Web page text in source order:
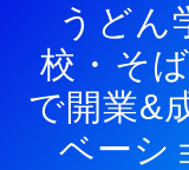
うどん
校・そ
で開業&
ベーシ